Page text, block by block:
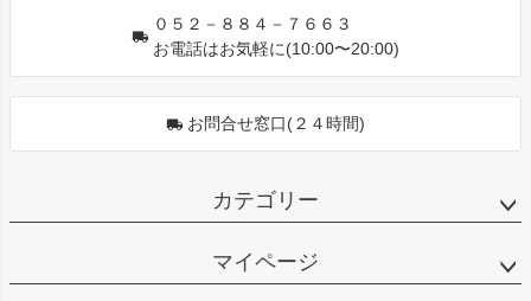
０５２－８８４－７６６３
お電話はお気軽に(10:00〜20:00)
お問合せ窓口(２４時間)
カテゴリー
マイページ